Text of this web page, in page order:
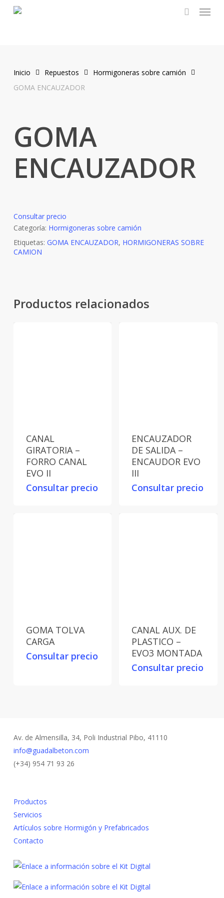
Menu
Inicio Repuestos
Hormigoneras sobre camión
GOMA ENCAUZADOR
GOMA
ENCAUZADOR
Consultar precio
Categoría: Hormigoneras sobre camión
Etiquetas: GOMA ENCAUZADOR, HORMIGONERAS SOBRE
CAMION
Productos relacionados
CANAL
GIRATORIA –
FORRO CANAL
EVO II
Consultar precio
ENCAUZADOR
DE SALIDA –
ENCAUDOR EVO
III
Consultar precio
GOMA TOLVA
CARGA
Consultar precio
CANAL AUX. DE
PLASTICO –
EVO3 MONTADA
Consultar precio
Av. de Almensilla, 34, Poli Industrial Pibo, 41110
info@guadalbeton.com
(+34) 954 71 93 26
Productos
Servicios
Artículos sobre Hormigón y Prefabricados
Contacto